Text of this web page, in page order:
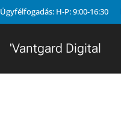
Ügyfélfogadás: H-P: 9:00-16:30
'Vantgard Digital